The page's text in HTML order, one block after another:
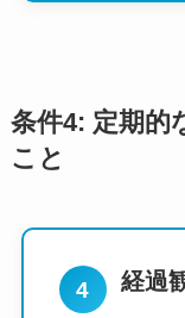
条件4: 定期的
こと
4 経過